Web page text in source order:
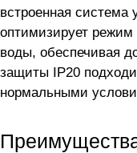
встроенная система
оптимизирует режим
воды, обеспечивая
защиты IP20
нормальными